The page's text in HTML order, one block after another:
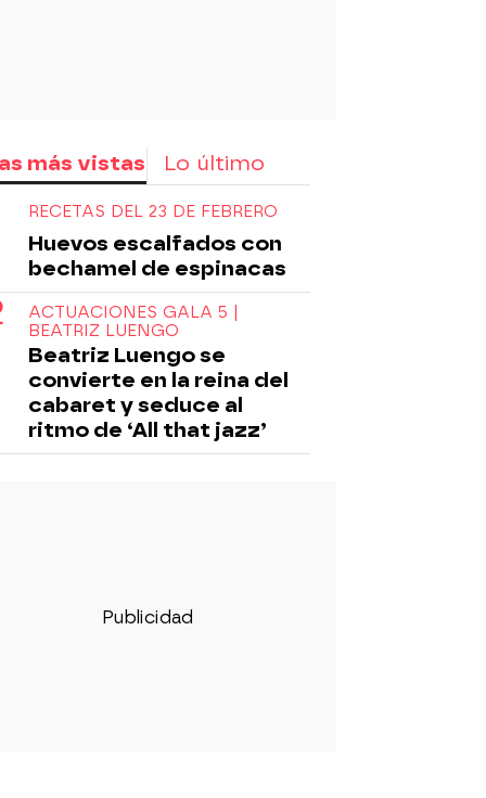
más vistas Lo último
RECETAS DEL 23 DE FEBRERO
Huevos escalfados con
bechamel de espinacas
ACTUACIONES GALA 5 |
BEATRIZ LUENGO
Beatriz Luengo se
convierte en la reina del
cabaret y seduce al
ritmo de ‘All that jazz’